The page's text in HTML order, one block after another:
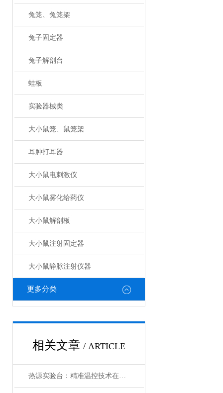
兔笼、兔笼架
兔子固定器
兔子解剖台
蛙板
实验器械类
大小鼠笼、鼠笼架
耳肿打耳器
大小鼠电刺激仪
大小鼠雾化给药仪
大小鼠解剖板
大小鼠注射固定器
大小鼠静脉注射仪器
更多分类
相关文章 / ARTICLE
热源实验台：精准温控技术在病媒生物与生物学实验中的应用